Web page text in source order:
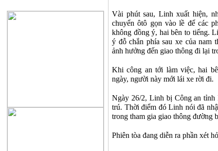
Vài phút sau, Linh xuất hiện,
chuyển ôtô gọn vào lề để các
không đồng ý, hai bên to tiếng.
ý đỗ chắn phía sau xe của nam
ảnh hưởng đến giao thông đi lại
Khi công an tới làm việc, hai
ngày, người này mới lái xe rời đi.
Ngày 26/2, Linh bị Công an
trú. Thời điểm đó Linh nói đã
trong tham gia giao thông đường
Phiên tòa đang diễn ra phần xét